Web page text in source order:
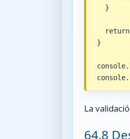
  }
}
La
64.8